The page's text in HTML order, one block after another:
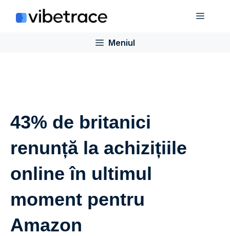
Meniul
43% de britanici
renunță la achizițiile
online în ultimul
moment pentru
Amazon